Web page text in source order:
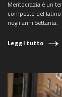
Meritocrazia è un
composto del
negli anni Settanta.
Leggi tutto